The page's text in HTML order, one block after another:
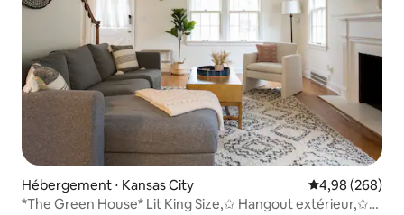
Hébergement ⋅ Kansas City Évaluation
4,98 (268)
*The Green House* Lit King Size,✩ Hangout extérieur,✩